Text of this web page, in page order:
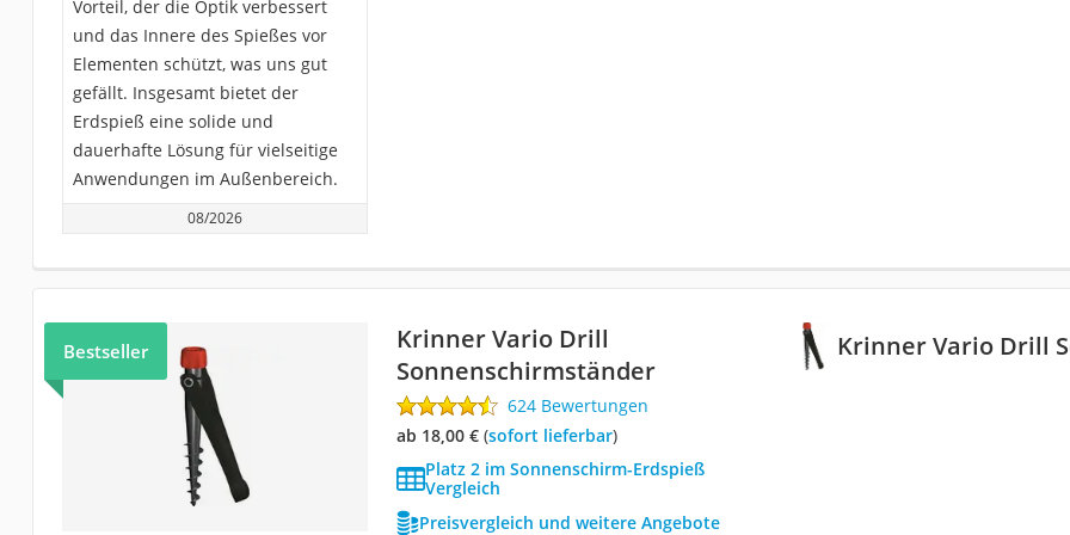
Vorteil, der die Optik verbessert
und das Innere des Spießes vor
Elementen schützt, was uns gut
gefällt. Insgesamt bietet der
Erdspieß eine solide und
dauerhafte Lösung für vielseitige
Anwendungen im Außenbereich.
08/2026
Krinner Vario Drill
Bestseller
Krinner Vario Drill
Sonnenschirmständer
624 Bewertungen
ab 18,00 €( Sofort lieferbar)
Platz 2 im Sonnenschirm-Erdspieß
Vergleich
Preisvergleich und weitere Angebote